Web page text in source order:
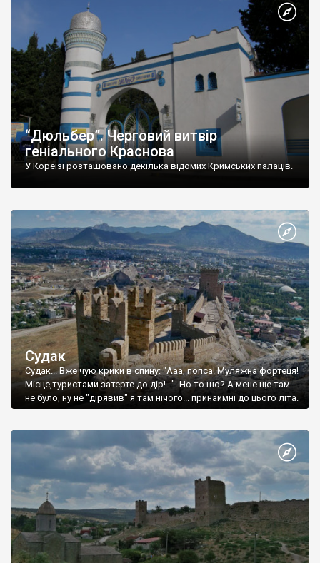
“Дюльбер”. Черговий витвір
геніального Краснова
У Кореїзі розташовано декілька відомих Кримських палаців.
Судак
Судак... Вже чую крики в спину: "Ааа, попса! Муляжна фортеця!
Місце,туристами затерте до дір!..." Но то шо? А мене ще там
не було, ну не "дірявив" я там нічого... принаймні до цього літа.